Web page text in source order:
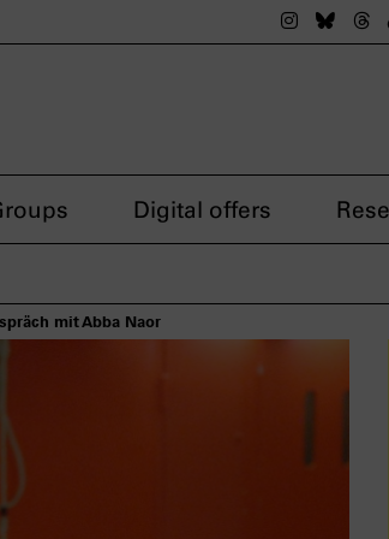
TheThe
Digital offers
mit Abba Naor